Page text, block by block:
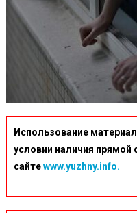
Использование
условии наличия прямой
сайтеwww.yuzhny.info.